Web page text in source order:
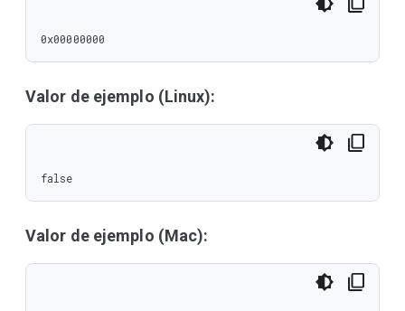
0x00000000
Valor de ejemplo (Linux):
false
Valor de ejemplo (Mac):